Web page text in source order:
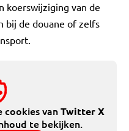
koerswijziging van de
bij de douane of zelfs
cookies vanTwitter X
te bekijken.